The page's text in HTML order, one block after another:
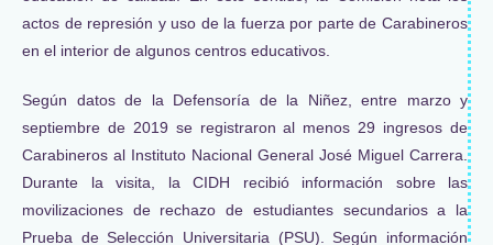
actos de represión y uso de la fuerza por parte de Carabineros
en el interior de algunos centros educativos.
Según datos de la Defensoría de la Niñez, entre marzo y
septiembre de 2019 se registraron al menos 29 ingresos de
Carabineros al Instituto Nacional General José Miguel Carrera.
Durante la visita, la CIDH recibió información sobre las
movilizaciones de rechazo de estudiantes secundarios a la
Prueba de Selección Universitaria (PSU). Según información